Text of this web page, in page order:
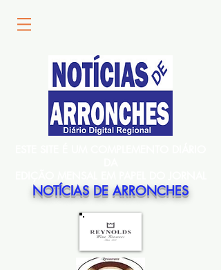
NOTÍCIAS DE ARRONCHES